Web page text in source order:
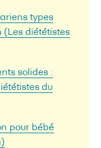
types
(Les diététistes
solides :
du
pour bébé